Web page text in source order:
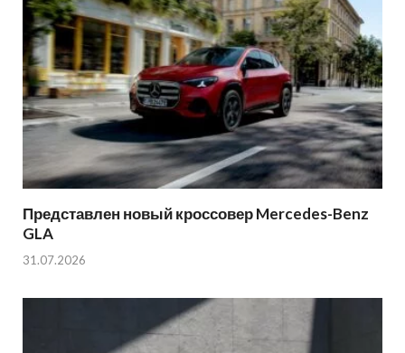
Представлен новый кроссовер Mercedes-Benz
GLA
31.07.2026